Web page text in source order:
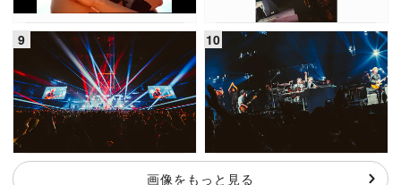
画像をもっと見る